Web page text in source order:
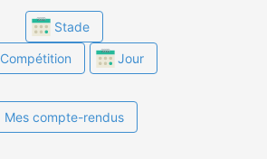
Stade
Compétition Jour
Mes compte-rendus